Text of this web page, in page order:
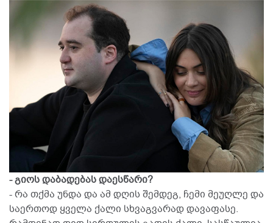
- გიოს დაბადებას დაესწარი?
- რა თქმა უნდა და ამ დღის შემდეგ, ჩემი მეუღლე და
საერთოდ ყველა ქალი სხვაგვარად დავაფასე.